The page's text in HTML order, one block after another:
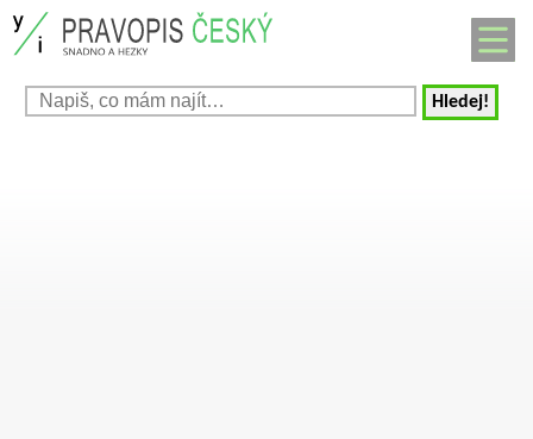
Hledej!